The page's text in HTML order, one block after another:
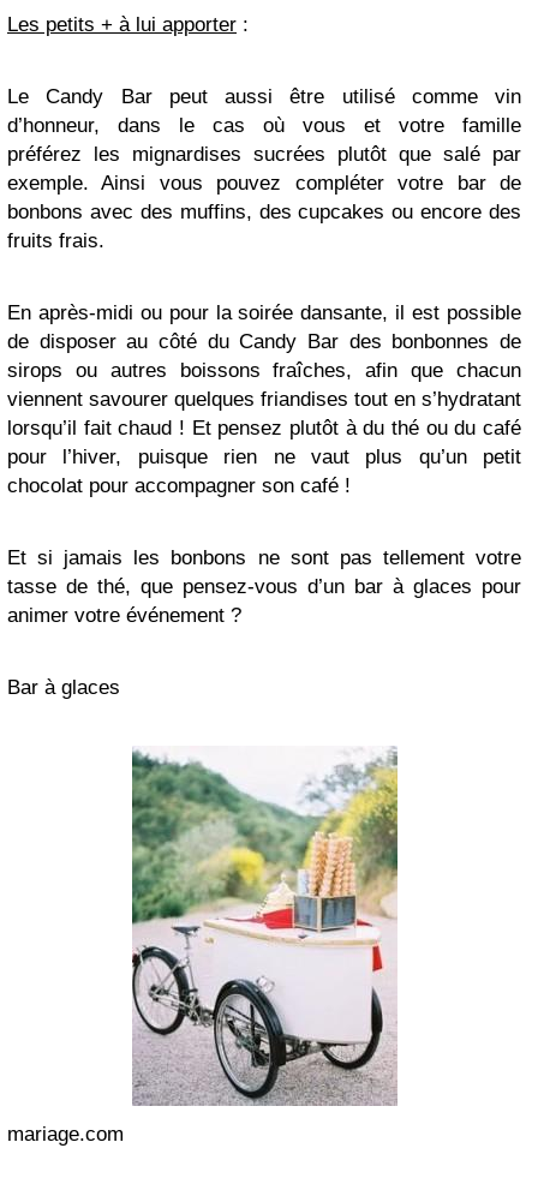
Les petits + à lui apporter :
Le Candy Bar peut aussi être utilisé comme vin
d’honneur, dans le cas où vous et votre famille
préférez les mignardises sucrées plutôt que salé par
exemple. Ainsi vous pouvez compléter votre bar de
bonbons avec des muffins, des cupcakes ou encore des
fruits frais.
En après-midi ou pour la soirée dansante, il est possible
de disposer au côté du Candy Bar des bonbonnes de
sirops ou autres boissons fraîches, afin que chacun
viennent savourer quelques friandises tout en s’hydratant
lorsqu’il fait chaud ! Et pensez plutôt à du thé ou du café
pour l’hiver, puisque rien ne vaut plus qu’un petit
chocolat pour accompagner son café !
Et si jamais les bonbons ne sont pas tellement votre
tasse de thé, que pensez-vous d’un bar à glaces pour
animer votre événement ?
Bar à glaces
mariage.com